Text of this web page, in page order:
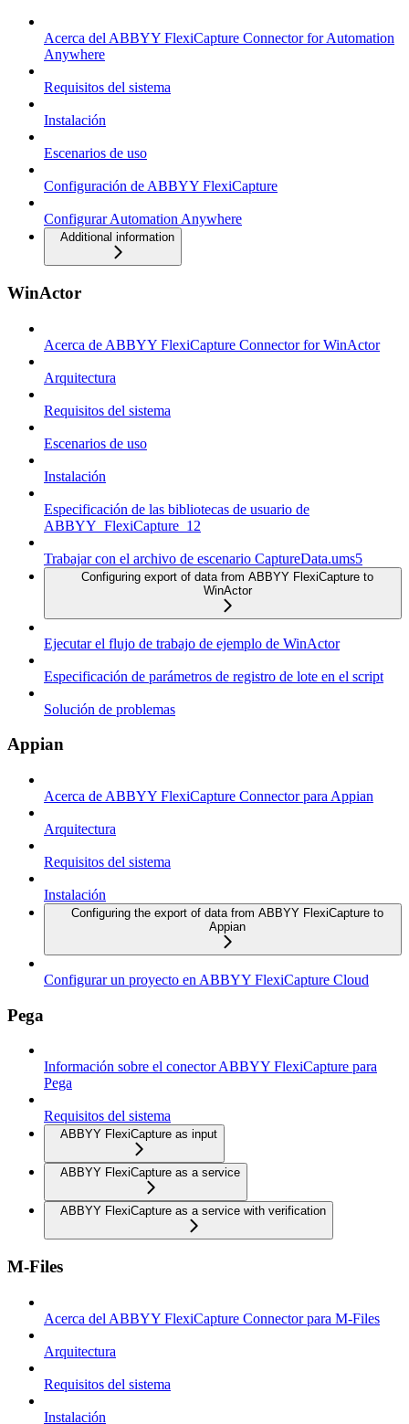
Acerca del ABBYY FlexiCapture Connector for Automation
Anywhere
Requisitos del sistema
Instalación
Escenarios de uso
Configuración de ABBYY FlexiCapture
Configurar Automation Anywhere
Additional information
WinActor
Acerca de ABBYY FlexiCapture Connector for WinActor
Arquitectura
Requisitos del sistema
Escenarios de uso
Instalación
Especificación de las bibliotecas de usuario de
ABBYY_FlexiCapture_12
Trabajar con el archivo de escenario CaptureData.ums5
Configuring export of data from ABBYY FlexiCapture to
WinActor
Ejecutar el flujo de trabajo de ejemplo de WinActor
Especificación de parámetros de registro de lote en el script
Solución de problemas
Appian
Acerca de ABBYY FlexiCapture Connector para Appian
Arquitectura
Requisitos del sistema
Instalación
Configuring the export of data from ABBYY FlexiCapture to
Appian
Configurar un proyecto en ABBYY FlexiCapture Cloud
Pega
Información sobre el conector ABBYY FlexiCapture para
Pega
Requisitos del sistema
ABBYY FlexiCapture as input
ABBYY FlexiCapture as a service
ABBYY FlexiCapture as a service with verification
M-Files
Acerca del ABBYY FlexiCapture Connector para M-Files
Arquitectura
Requisitos del sistema
Instalación